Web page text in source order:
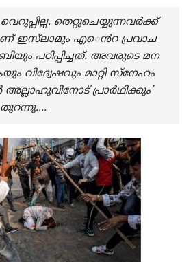
തെറ്റുചെയ്യുന്നവർക്ക്​
ഇസ്​ലാമും എ​​െൻറ പ്രവാച
പഠിപ്പിച്ചത്. അവരുടെ മന
വിദ്വേഷവും മാറ്റി സ്‌നേഹം
പ്രാർഥിക്കും’